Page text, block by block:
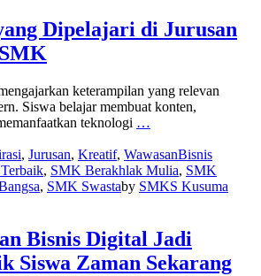
Dipelajari di Jurusan
keterampilan yang relevan
Siswa belajar membuat konten,
teknologi …
, Jurusan, Kreatif, WawasanBisnis
, SMK Berakhlak Mulia, SMK
, SMK Swastaby SMKS Kusuma
Bisnis Digital Jadi
Siswa Zaman Sekarang